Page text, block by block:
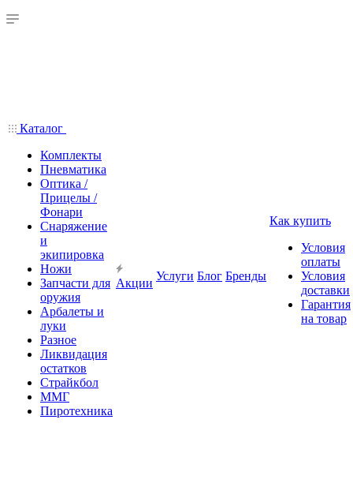
Каталог
Комплекты
Пневматика
Оптика /
Прицелы /
Фонари
Снаряжение
и
экипировка
Ножи
Запчасти для
оружия
Арбалеты и
луки
Разное
Ликвидация
остатков
Страйкбол
ММГ
Пиротехника
Акции
Услуги Блог Бренды
Как купить
Условия
оплаты
Условия
доставки
Гарантия
на товар